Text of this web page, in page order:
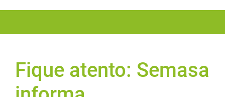
Fique atento: Semasa